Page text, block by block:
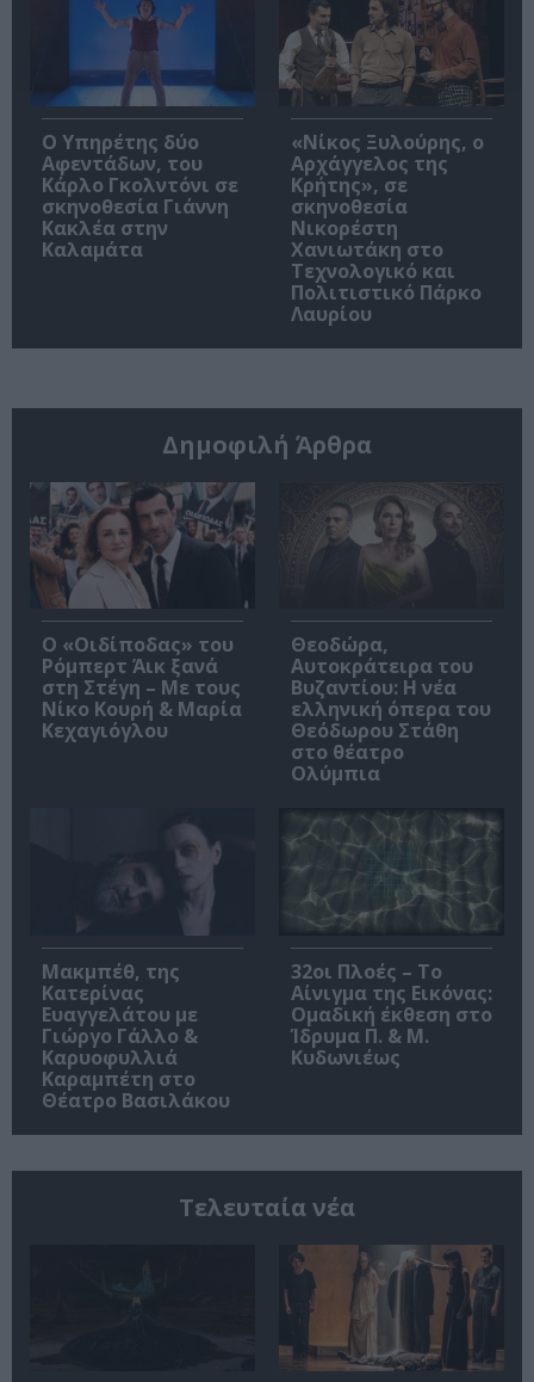
Ο Υπηρέτης δύο
Αφεντάδων, του
Κάρλο Γκολντόνι σε
σκηνοθεσία Γιάννη
Κακλέα στην
Καλαμάτα
«Νίκος Ξυλούρης, ο
Αρχάγγελος της
Κρήτης», σε
σκηνοθεσία
Νικορέστη
Χανιωτάκη στο
Τεχνολογικό και
Πολιτιστικό Πάρκο
Λαυρίου
Δημοφιλή Άρθρα
O «Οιδίποδας» του
Ρόμπερτ Άικ ξανά
στη Στέγη – Με τους
Νίκο Κουρή & Μαρία
Κεχαγιόγλου
Θεοδώρα,
Αυτοκράτειρα του
Βυζαντίου: Η νέα
ελληνική όπερα του
Θεόδωρου Στάθη
στο θέατρο
Ολύμπια
Μακμπέθ, της
Κατερίνας
Ευαγγελάτου με
Γιώργο Γάλλο &
Καρυοφυλλιά
Καραμπέτη στο
Θέατρο Βασιλάκου
32οι Πλοές – Το
Αίνιγμα της Εικόνας:
Ομαδική έκθεση στο
Ίδρυμα Π. & Μ.
Κυδωνιέως
Τελευταία νέα